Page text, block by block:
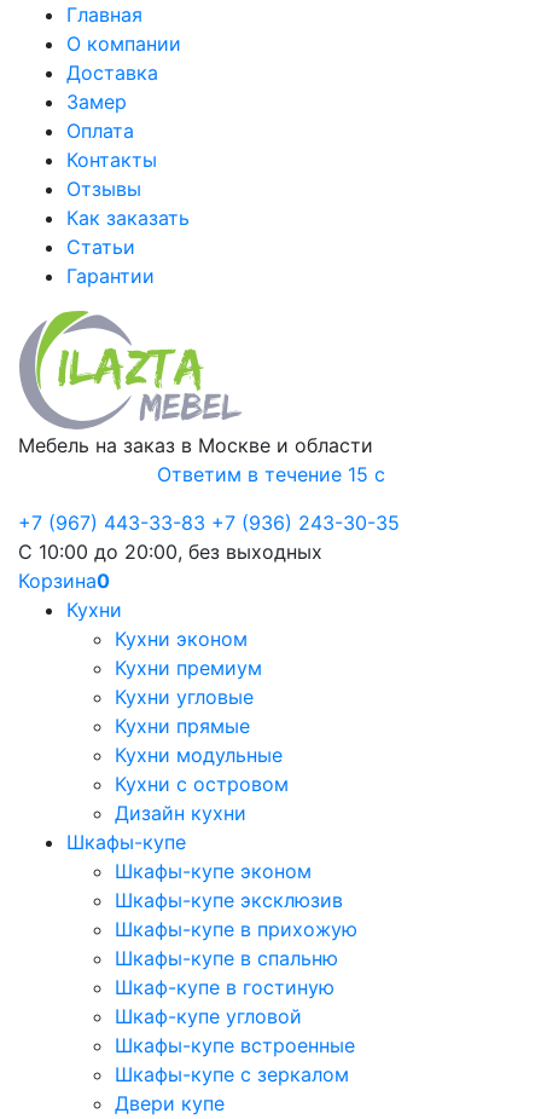
Главная
О компании
Доставка
Замер
Оплата
Контакты
Отзывы
Как заказать
Статьи
Гарантии
Мебель на заказ в Москве и области
Ответим в течение 15 с
+7 (967) 443-33-83 +7 (936) 243-30-35
С 10:00 до 20:00, без выходных
Корзина0
Кухни
Кухни эконом
Кухни премиум
Кухни угловые
Кухни прямые
Кухни модульные
Кухни с островом
Дизайн кухни
Шкафы-купе
Шкафы-купе эконом
Шкафы-купе эксклюзив
Шкафы-купе в прихожую
Шкафы-купе в спальню
Шкаф-купе в гостиную
Шкаф-купе угловой
Шкафы-купе встроенные
Шкафы-купе с зеркалом
Двери купе